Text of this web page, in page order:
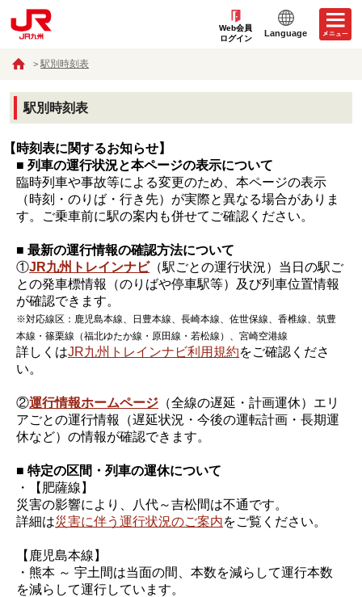
Web会員
ログイン
Language
駅別時刻表
駅別時刻表
【時刻表に関するお知らせ】
■ 列車の運行状況と本ページの表示について
臨時列車や事故等による変更のため、本ページの表示
（時刻・のりば・行き先）が実際と異なる場合がありま
す。ご乗車前に駅の案内も併せてご確認ください。
■ 最新の運行情報の確認方法について
①JR九州トレインナビ（駅ごとの運行状況）当日の駅ご
との発車標情報（のりばや停車駅等）及び列車位置情報
が確認できます。
※対応線区：鹿児島本線、日豊本線、長崎本線、佐世保線、香椎線、筑豊
本線・篠栗線（福北ゆたか線・原田線・若松線）、宮崎空港線
詳しくはJR九州トレインナビ利用規約をご確認くださ
い。
②運行情報ホームページ （全線の遅延・計画運休）エリ
アごとの運行情報（遅延状況・今後の運転計画・長期運
休など）の情報が確認できます。
■ 特定の区間・列車の運休について
・【肥薩線】
災害の影響により、八代～吉松間は不通です。
詳細は災害に伴う運行状況のご案内をご覧ください。
【鹿児島本線】
・熊本 ～ 宇土間は当面の間、本数を減らして運行本数
を減らして運行しています。